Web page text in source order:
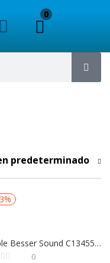
0
predeterminado
Cable Besser Sound C13455 | 3.5 mm Estéreo a XLR Macho | 5 Metros | Conexión de Audio Profesional
0